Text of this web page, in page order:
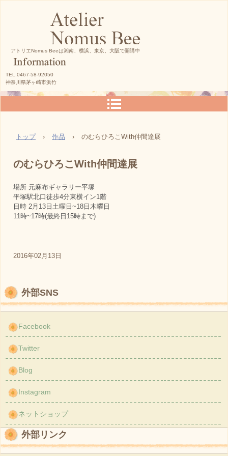
アトリエNomus Beeは湘南、横浜、東京、大阪で開講中
TEL.0467-58-92050
神奈川県茅ヶ崎市浜竹
トップ › 作品 › のむらひろこWith仲間達展
のむらひろこWith仲間達展
場所 元麻布ギャラリー平塚
平塚駅北口徒歩4分東横イン1階
日時 2月13日土曜日~18日木曜日
11時~17時(最終日15時まで)
2016年02月13日
外部SNS
Facebook
Twitter
Blog
Instagram
ネットショップ
外部リンク